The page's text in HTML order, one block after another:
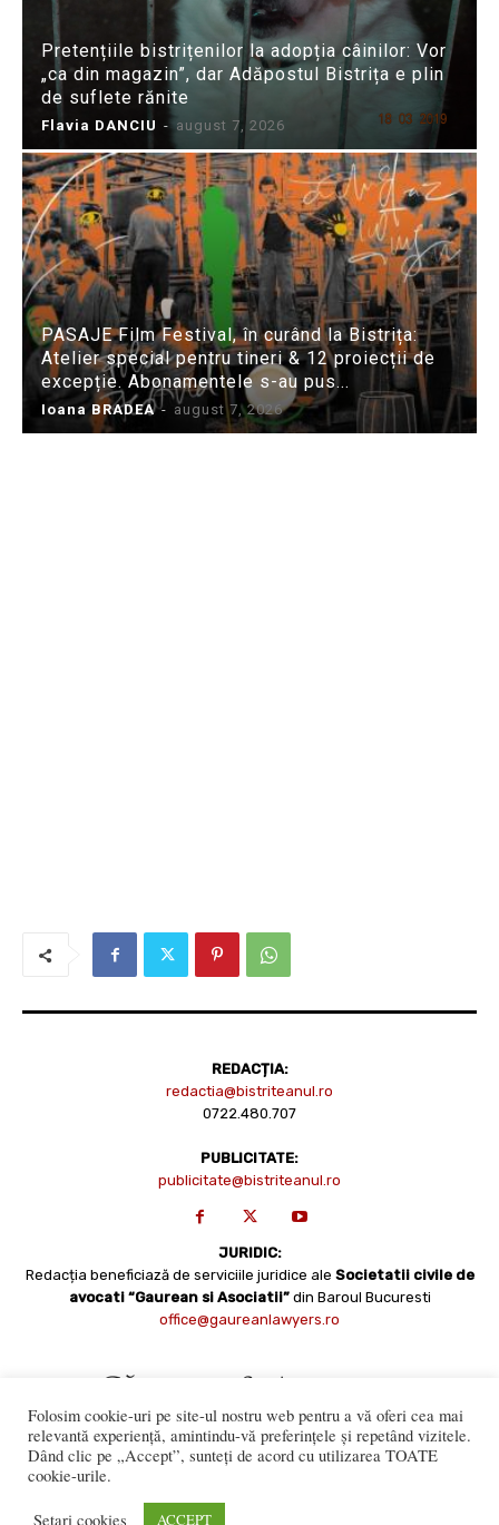
Pretențiile bistrițenilor la adopția câinilor: Vor
„ca din magazin”, dar Adăpostul Bistrița e plin
de suflete rănite
Flavia DANCIU - august 7, 2026
PASAJE Film Festival, în curând la Bistrița:
Atelier special pentru tineri & 12 proiecții de
excepție. Abonamentele s-au pus...
Ioana BRADEA - august 7, 2026
REDACȚIA:
redactia@bistriteanul.ro
0722.480.707
PUBLICITATE:
publicitate@bistriteanul.ro
JURIDIC:
Redacția beneficiază de serviciile juridice ale Societatii civile de
avocati “Gaurean si Asociatii” din Baroul Bucuresti
office@gaureanlawyers.ro
numai cu acordul expres al Bistriteanul.Ro. © Copyright 2008 -
Folosim cookie-uri pe site-ul nostru web pentru a vă oferi cea mai
relevantă experiență, amintindu-vă preferințele și repetând vizitele.
Dând clic pe „Accept”, sunteți de acord cu utilizarea TOATE
cookie-urile.
Setari cookies ACCEPT